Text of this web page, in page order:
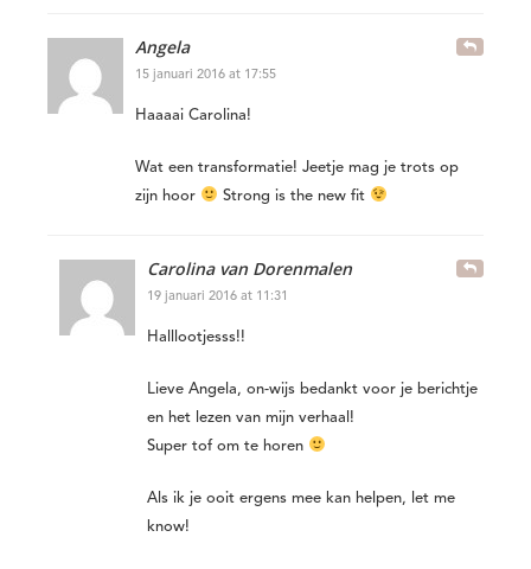
Angela
15 januari 2016 at 17:55
Haaaai Carolina!
Wat een transformatie! Jeetje mag je trots op
zijn hoor
Strong is the new fit
Carolina van Dorenmalen
19 januari 2016 at 11:31
Halllootjesss!!
Lieve Angela, on-wijs bedankt voor je berichtje
en het lezen van mijn verhaal!
Super tof om te horen
Als ik je ooit ergens mee kan helpen, let me
know!